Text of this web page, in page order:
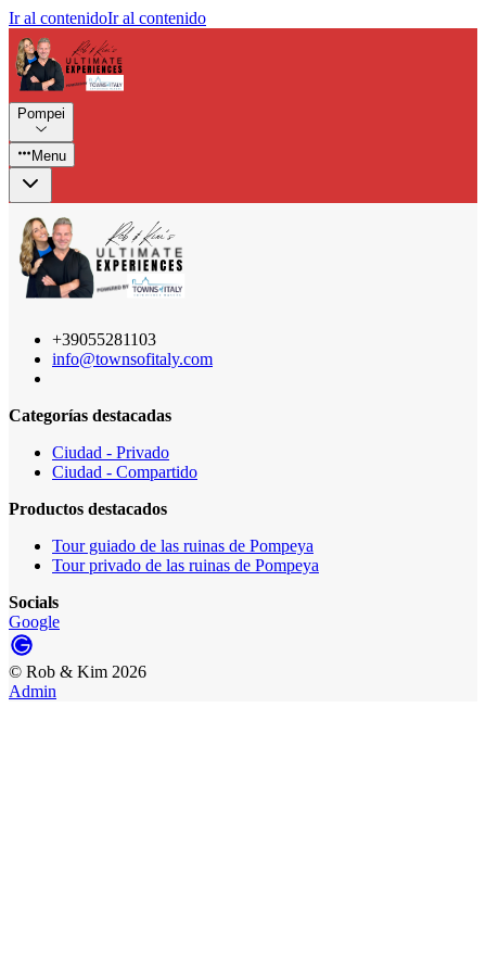
Ir al contenidoIr al contenido
Pompei
Menu
+39055281103
info@townsofitaly.com
Categorías destacadas
Ciudad - Privado
Ciudad - Compartido
Productos destacados
Tour guiado de las ruinas de Pompeya
Tour privado de las ruinas de Pompeya
Socials
Google
© Rob & Kim 2026
Admin